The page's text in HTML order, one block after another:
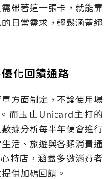
帶著這一張卡，就能靠
日常需求，輕鬆涵蓋絕
化回饋通路
方面制定，不論使用場
而玉山Unicard主打的
據分析每半年便會進行
活、旅遊與各類消費通
特店，涵蓋多數消費者
供加碼回饋。